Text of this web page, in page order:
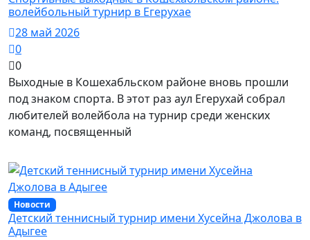
волейбольный турнир в Егерухае
28 май 2026
0
0
Выходные в Кошехабльском районе вновь прошли
под знаком спорта. В этот раз аул Егерухай собрал
любителей волейбола на турнир среди женских
команд, посвященный
Новости
Детский теннисный турнир имени Хусейна Джолова в
Адыгее